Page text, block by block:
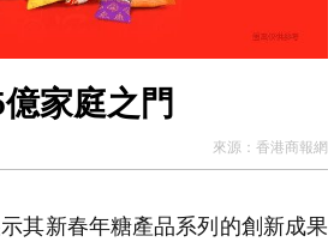
家庭之門
來源： 香港商報網
其新春年糖產品系列的創新成果